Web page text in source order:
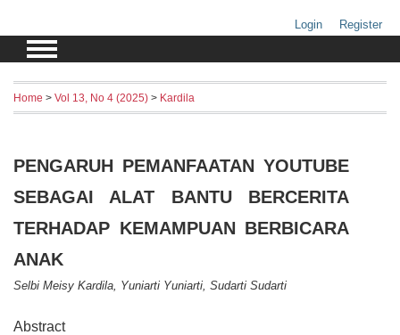
Login Register
Home > Vol 13, No 4 (2025) > Kardila
PENGARUH PEMANFAATAN YOUTUBE
SEBAGAI ALAT BANTU BERCERITA
TERHADAP KEMAMPUAN BERBICARA
ANAK
Selbi Meisy Kardila, Yuniarti Yuniarti, Sudarti Sudarti
Abstract